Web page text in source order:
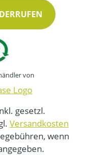
von
gesetzl.
Versandkosten
wenn